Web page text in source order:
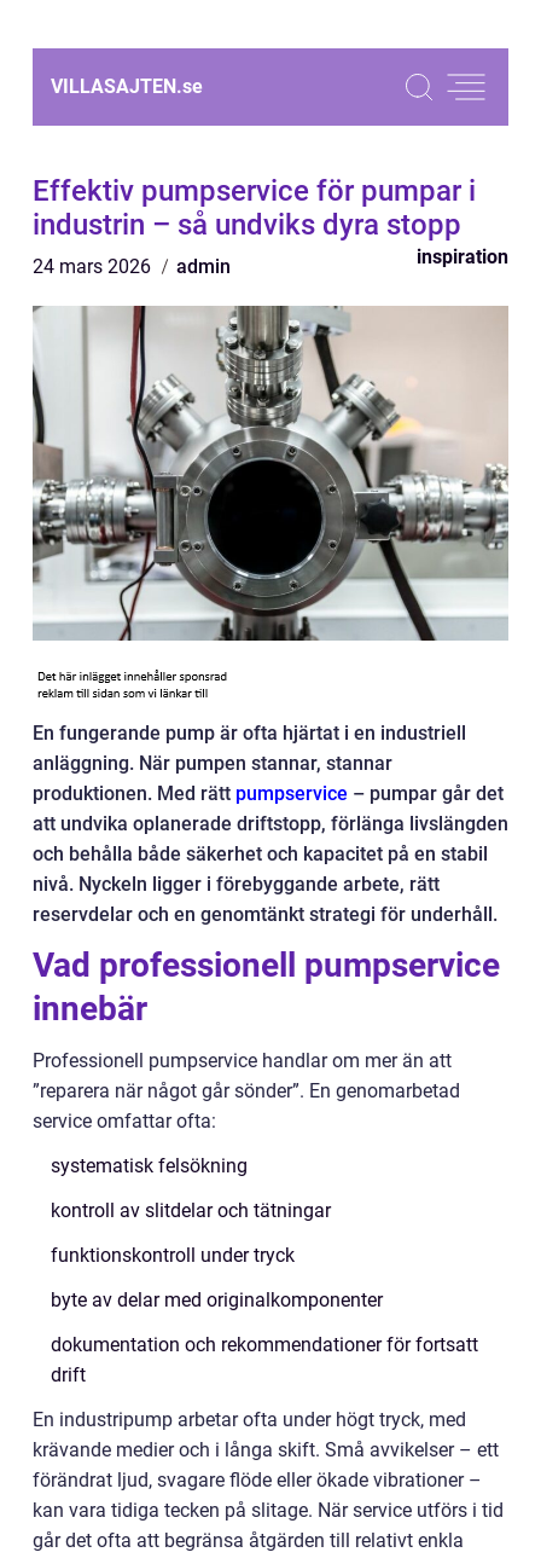
VILLASAJTEN.se
Effektiv pumpservice för pumpar i
industrin – så undviks dyra stopp
24 mars 2026 admin inspiration
En fungerande pump är ofta hjärtat i en industriell
anläggning. När pumpen stannar, stannar
produktionen. Med rätt pumpservice – pumpar går det
att undvika oplanerade driftstopp, förlänga livslängden
och behålla både säkerhet och kapacitet på en stabil
nivå. Nyckeln ligger i förebyggande arbete, rätt
reservdelar och en genomtänkt strategi för underhåll.
Vad professionell pumpservice
innebär
Professionell pumpservice handlar om mer än att
”reparera när något går sönder”. En genomarbetad
service omfattar ofta:
systematisk felsökning
kontroll av slitdelar och tätningar
funktionskontroll under tryck
byte av delar med originalkomponenter
dokumentation och rekommendationer för fortsatt
drift
En industripump arbetar ofta under högt tryck, med
krävande medier och i långa skift. Små avvikelser – ett
förändrat ljud, svagare flöde eller ökade vibrationer –
kan vara tidiga tecken på slitage. När service utförs i tid
går det ofta att begränsa åtgärden till relativt enkla